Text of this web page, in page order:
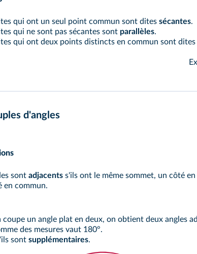
qui ont un seul point commun sont dites sécantes.
qui ne sont pas sécantes sont parallèles.
qui ont deux points distincts en commun sont dites
d'angles
sont adjacents s'ils ont le même sommet, un côté
en commun.
coupe un angle plat en deux, on obtient deux angles
des mesures vaut 180°.
sont supplémentaires.